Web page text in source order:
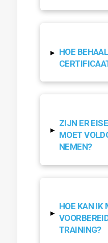
▸ HOE
▸
ZIJN ER
MOET
NEMEN?
▸
HOE KAN IK
TRAINING?